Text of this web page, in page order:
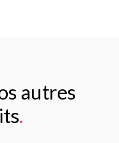
autres
.